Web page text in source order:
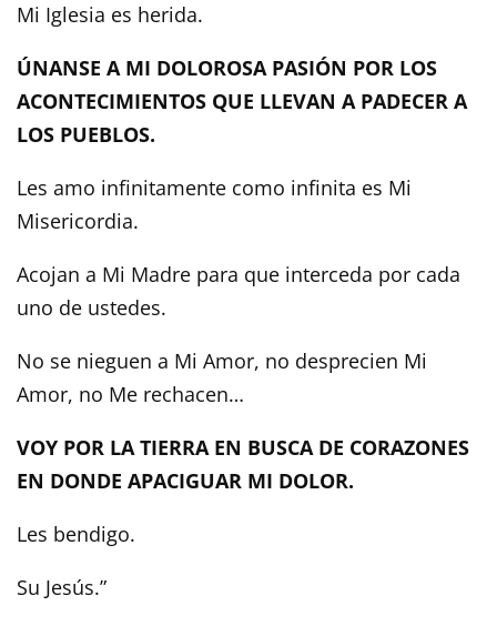
Mi Iglesia es herida.
ÚNANSE A MI DOLOROSA PASIÓN POR LOS
ACONTECIMIENTOS QUE LLEVAN A PADECER A
LOS PUEBLOS.
Les amo infinitamente como infinita es Mi
Misericordia.
Acojan a Mi Madre para que interceda por cada
uno de ustedes.
No se nieguen a Mi Amor, no desprecien Mi
Amor, no Me rechacen…
VOY POR LA TIERRA EN BUSCA DE CORAZONES
EN DONDE APACIGUAR MI DOLOR.
Les bendigo.
Su Jesús.”